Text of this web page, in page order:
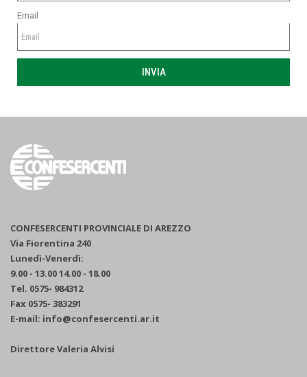
Email
INVIA
CONFESERCENTI PROVINCIALE DI AREZZO
Via Fiorentina 240
Lunedì-Venerdì:
9.00 - 13.00 14.00 - 18.00
Tel. 0575- 984312
Fax 0575- 383291
E-mail: info@confesercenti.ar.it
Direttore Valeria Alvisi